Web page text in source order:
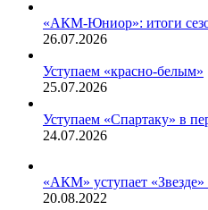
«АКМ-Юниор»: итоги
26.07.2026
Уступаем «красно-белым»
25.07.2026
Уступаем «Спартаку» в
24.07.2026
«АКМ» уступает «Звезде»
20.08.2022